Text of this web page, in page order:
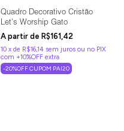
Quadro Decorativo Cristão
Let's Worship Gato
R$161,42
10 x de R$16,14 sem juros
-20%OFF CUPOM PAI20